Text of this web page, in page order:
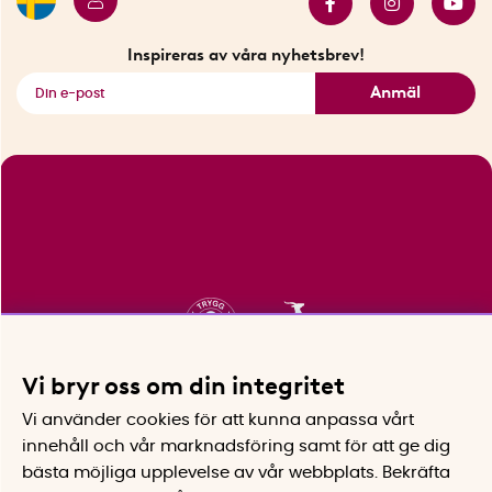
Inspireras av våra nyhetsbrev!
Anmäl
Vi bryr oss om din integritet
Vi använder cookies för att kunna anpassa vårt
innehåll och vår marknadsföring samt för att ge dig
bästa möjliga upplevelse av vår webbplats.
Bekräfta